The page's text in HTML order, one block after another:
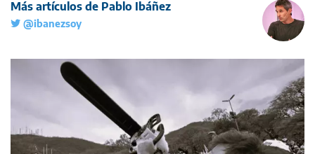
Más artículos de Pablo Ibáñez
@ibanezsoy